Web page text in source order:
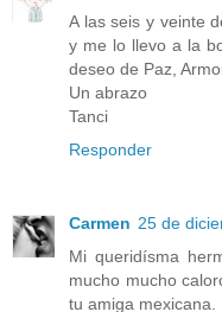
A las seis y veinte
y me lo llevo a la
deseo de Paz,
Un abrazo
Tanci
Responder
Carmen 25 de
Mi queridísma
mucho mucho
tu amiga mexicana.